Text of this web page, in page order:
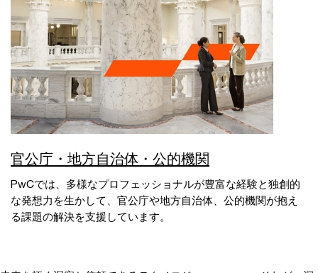
官公庁・地方自治体・公的機関
PwCでは、多様なプロフェッショナルが豊富な経験と独創的
な発想力を生かして、官公庁や地方自治体、公的機関が抱え
る課題の解決を支援しています。